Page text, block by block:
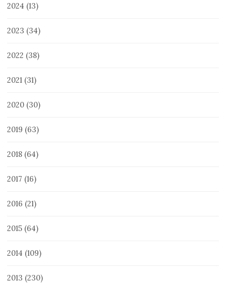
2024 (13)
2023 (34)
2022 (38)
2021 (31)
2020 (30)
2019 (63)
2018 (64)
2017 (16)
2016 (21)
2015 (64)
2014 (109)
2013 (230)